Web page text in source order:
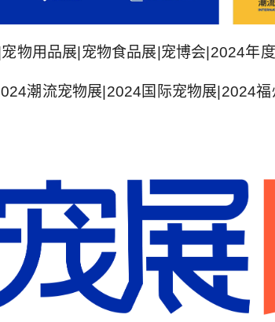
物用品展|宠物食品展|宠博会|2024年
潮流宠物展|2024国际宠物展|2024福